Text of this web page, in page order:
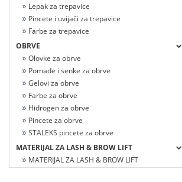
Lepak za trepavice
Pincete i uvijači za trepavice
Farbe za trepavice
OBRVE
Olovke za obrve
Pomade i senke za obrve
Gelovi za obrve
Farbe za obrve
Hidrogen za obrve
Pincete za obrve
STALEKS pincete za obrve
MATERIJAL ZA LASH & BROW LIFT
MATERIJAL ZA LASH & BROW LIFT